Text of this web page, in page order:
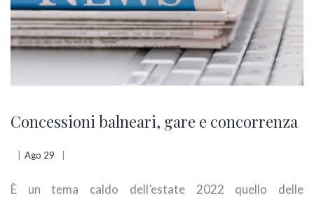
Concessioni balneari, gare e concorrenza
Ago 29
È un tema caldo dell’estate 2022 quello delle